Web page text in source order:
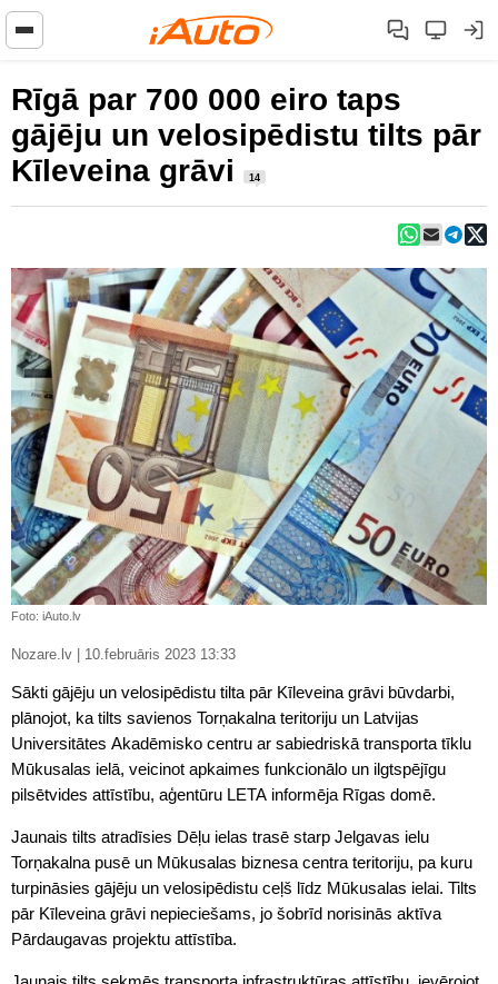
Rīgā par 700 000 eiro taps
gājēju un velosipēdistu tilts pār
Kīleveina grāvi
14
Foto: iAuto.lv
Nozare.lv | 10.februāris 2023 13:33
Sākti gājēju un velosipēdistu tilta pār Kīleveina grāvi būvdarbi,
plānojot, ka tilts savienos Torņakalna teritoriju un Latvijas
Universitātes Akadēmisko centru ar sabiedriskā transporta tīklu
Mūkusalas ielā, veicinot apkaimes funkcionālo un ilgtspējīgu
pilsētvides attīstību, aģentūru LETA informēja Rīgas domē.
Jaunais tilts atradīsies Dēļu ielas trasē starp Jelgavas ielu
Torņakalna pusē un Mūkusalas biznesa centra teritoriju, pa kuru
turpināsies gājēju un velosipēdistu ceļš līdz Mūkusalas ielai. Tilts
pār Kīleveina grāvi nepieciešams, jo šobrīd norisinās aktīva
Pārdaugavas projektu attīstība.